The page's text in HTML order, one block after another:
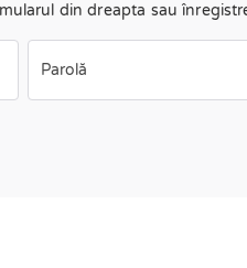
din dreapta sau
Parolă